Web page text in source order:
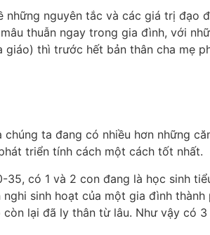
nguyên tắc và các giá trị đạo
thuẫn ngay trong gia đình, với
giáo) thì trước hết bản thân cha mẹ
ta đang có nhiều hơn những
triển tính cách một cách tốt nhất.
có 1 và 2 con đang là học sinh
sinh hoạt của một gia đình
lại đã ly thân từ lâu. Như vậy có